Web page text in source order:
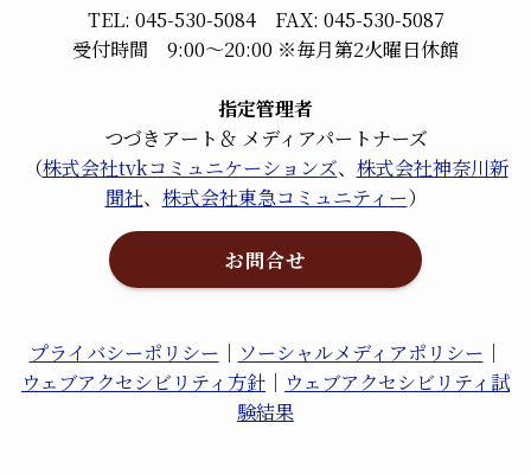
TEL: 045-530-5084 FAX: 045-530-5087
受付時間 9:00～20:00 ※毎月第2火曜日休館
指定管理者
つづきアート＆ メディアパートナーズ
（株式会社tvkコミュニケーションズ、 株式会社神奈川新
聞社、 株式会社東急コミュニティー）
お問合せ
プライバシーポリシー ｜ ソーシャルメディアポリシー ｜
ウェブアクセシビリティ方針 ｜ ウェブアクセシビリティ試
験結果